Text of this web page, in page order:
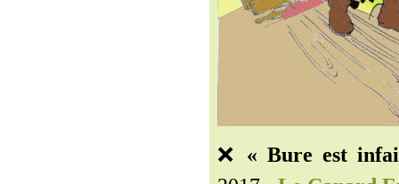
❌ « Bure est